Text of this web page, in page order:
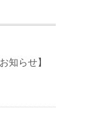
知らせ】